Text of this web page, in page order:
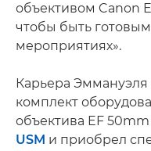
объективом Canon
чтобы быть
мероприятиях».
Карьера Эммануэля
комплект
объектива EF 50mm
USM и приобрел